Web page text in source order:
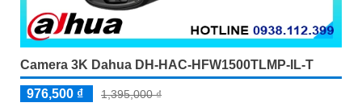
Camera 3K Dahua DH-HAC-HFW1500TLMP-IL-T
976,500 ₫ 1,395,000 ₫